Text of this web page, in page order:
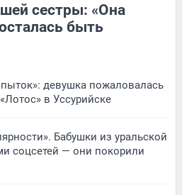
сестры: «Она
быть
девушка пожаловалась
в Уссурийске
Бабушки из уральской
соцсетей — они покорили